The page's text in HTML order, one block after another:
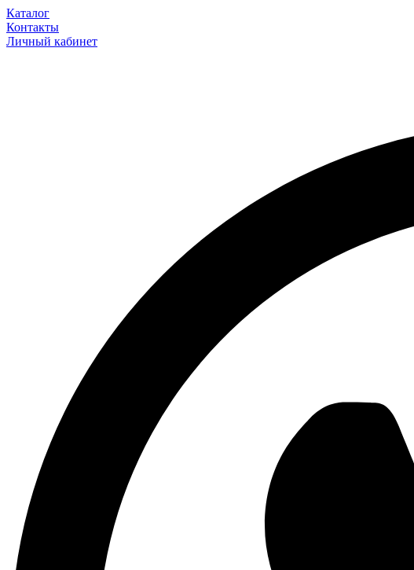
Каталог
Контакты
Личный кабинет